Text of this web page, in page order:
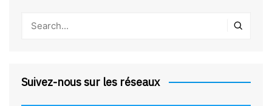
Suivez-nous sur les réseaux